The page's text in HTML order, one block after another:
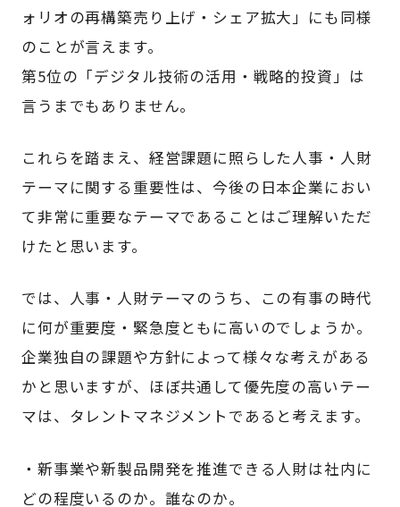
ォリオの再構築売り上げ・シェア拡大」にも同様
のことが言えます。
第5位の「デジタル技術の活用・戦略的投資」は
言うまでもありません。
これらを踏まえ、経営課題に照らした人事・人財
テーマに関する重要性は、今後の日本企業におい
て非常に重要なテーマであることはご理解いただ
けたと思います。
では、人事・人財テーマのうち、この有事の時代
に何が重要度・緊急度ともに高いのでしょうか。
企業独自の課題や方針によって様々な考えがある
かと思いますが、ほぼ共通して優先度の高いテー
マは、タレントマネジメントであると考えます。
・新事業や新製品開発を推進できる人財は社内に
どの程度いるのか。誰なのか。